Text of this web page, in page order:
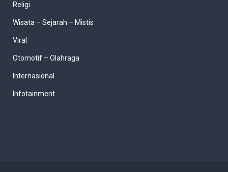
Religi
Wisata – Sejarah – Mistis
Viral
Otomotif – Olahraga
Internasional
Infotainment